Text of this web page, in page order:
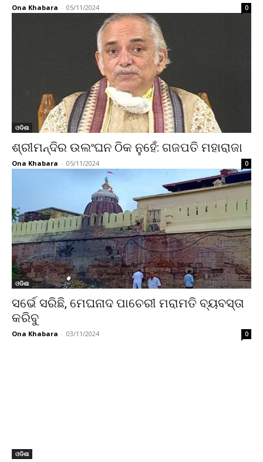
Ona Khabara - 05/11/2024 0
ଓଡିଶା
ଶ୍ରୀମନ୍ଦିର ଉଲଂଘନ ଠିକ ନୁହେଁ: ଗଜପତି ମହାରାଜା
Ona Khabara - 05/11/2024 0
ଓଡିଶା
ସର୍ଭେ ସରିଛି, ମେଘନାଦ ପାଚେରୀ ମରାମତି ବ୍ୟବସ୍ତା
କରିବୁ
Ona Khabara - 03/11/2024 0
ଓଡିଶା